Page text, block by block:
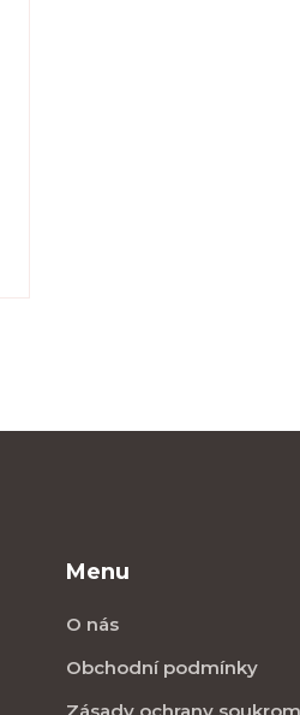
Menu
O nás
Obchodní podmínky